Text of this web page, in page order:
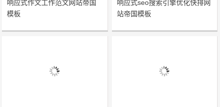
响应式作文工作范文网站帝国
模板
响应式seo搜索引擎优化快排网
站帝国模板